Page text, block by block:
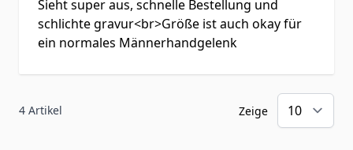
Sieht super aus, schnelle Bestellung und
schlichte gravur<br>Größe ist auch okay für
ein normales Männerhandgelenk
4 Artikel Zeige